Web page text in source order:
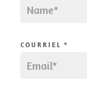
COURRIEL *